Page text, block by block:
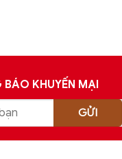
KHUYẾN MẠI